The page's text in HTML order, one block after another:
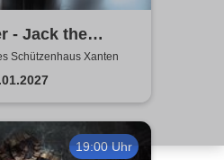
- Jack the
Schützenhaus Xanten
19:00 Uhr